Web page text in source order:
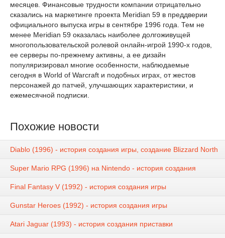
месяцев. Финансовые трудности компании отрицательно
сказались на маркетинге проекта Meridian 59 в преддверии
официального выпуска игры в сентябре 1996 года. Тем не
менее Meridian 59 оказалась наиболее долгоживущей
многопользовательской ролевой онлайн-игрой 1990-х годов,
ее серверы по-прежнему активны, а ее дизайн
популяризировал многие особенности, наблюдаемые
сегодня в World of Warcraft и подобных играх, от жестов
персонажей до патчей, улучшающих характеристики, и
ежемесячной подписки.
Похожие новости
Diablo (1996) - история создания игры, создание Blizzard North
Super Mario RPG (1996) на Nintendo - история создания
Final Fantasy V (1992) - история создания игры
Gunstar Heroes (1992) - история создания игры
Atari Jaguar (1993) - история создания приставки